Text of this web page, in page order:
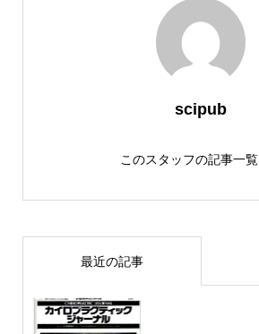
scipub
このスタッフの記事一覧
最近の記事